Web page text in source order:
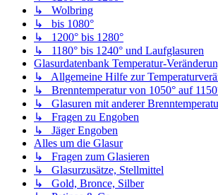
↳ Wolbring
↳ bis 1080°
↳ 1200° bis 1280°
↳ 1180° bis 1240° und Laufglasuren
Glasurdatenbank Temperatur-
↳ Allgemeine Hilfe zur
↳ Brenntemperatur von 1050° auf
↳ Glasuren mit anderer
↳ Fragen zu Engoben
↳ Jäger Engoben
Alles um die Glasur
↳ Fragen zum Glasieren
↳ Glasurzusätze, Stellmittel
↳ Gold, Bronce, Silber